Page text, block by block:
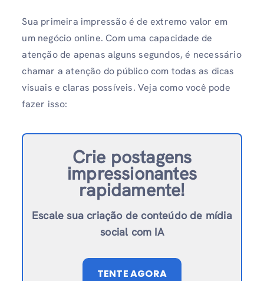
Sua primeira impressão é de extremo valor em
um negócio online. Com uma capacidade de
atenção de apenas alguns segundos, é necessário
chamar a atenção do público com todas as dicas
visuais e claras possíveis. Veja como você pode
fazer isso:
Crie postagens
impressionantes
rapidamente!
Escale sua criação de conteúdo de mídia
social com IA
TENTE AGORA